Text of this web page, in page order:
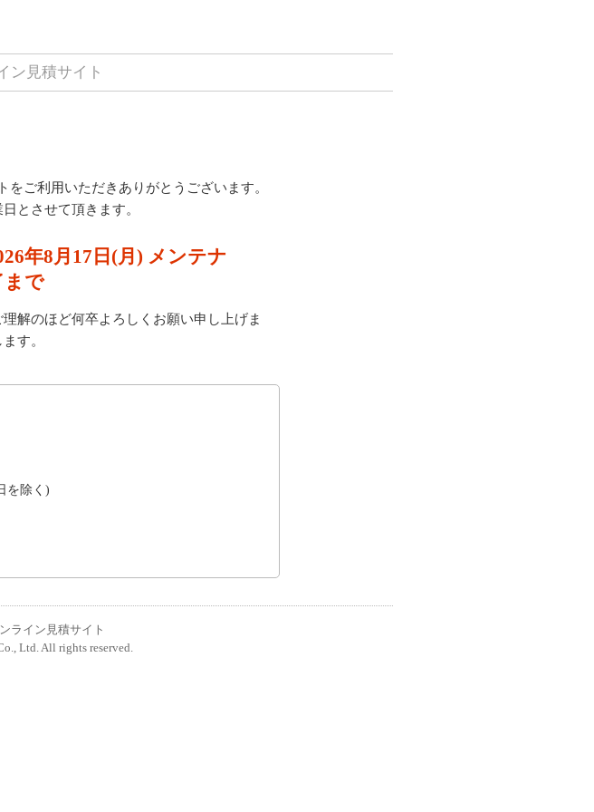
ン見積サイト
ご利用いただきありがとうございます。
とさせて頂きます。
年8月17日(月) メンテナ
まで
解のほど何卒よろしくお願い申し上げま
す。
を除く)
ライン見積サイト
Ltd. All rights reserved.